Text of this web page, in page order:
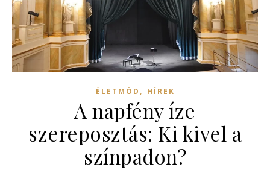
ÉLETMÓD , HÍREK
A napfény íze
szereposztás: Ki kivel a
színpadon?